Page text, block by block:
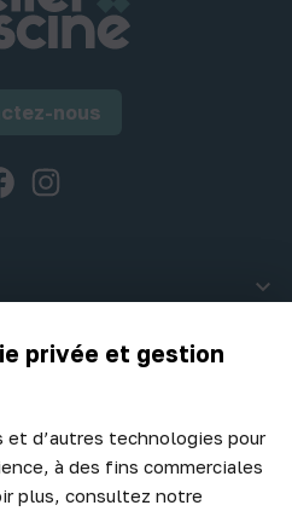
privée et gestion
d’autres technologies pour
à des fins commerciales
plus, consultez notre
nous
Facebook

! Restez informé de nos meilleurs
arrivages.